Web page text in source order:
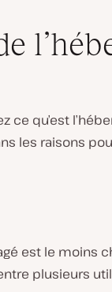
ce qu’est
les raisons
est le moins
plusieurs